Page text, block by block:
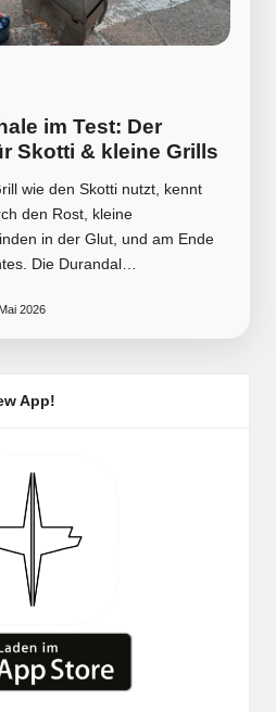
im Test: Der
Skotti & kleine Grills
wie den Skotti nutzt, kennt
den Rost, kleine
in der Glut, und am Ende
Die Durandal…
2026
App!